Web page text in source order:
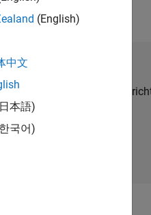
beitreten
Stellenangebote,
(English)
中文
本語)
국어)